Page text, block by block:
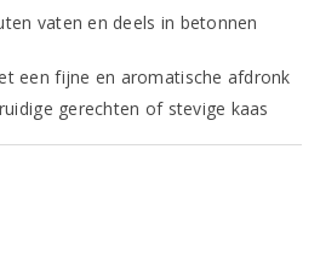
vaten en deels in betonnen
een fijne en aromatische afdronk
gerechten of stevige kaas